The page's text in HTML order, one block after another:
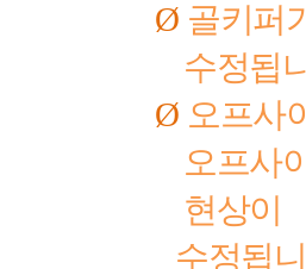
Ø 골키퍼
수정됩
Ø 오프사
오프사
현상이
수정됩